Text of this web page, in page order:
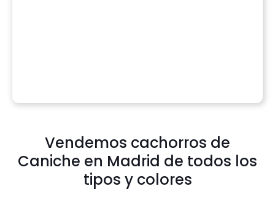
Vendemos cachorros de
Caniche en Madrid de todos los
tipos y colores